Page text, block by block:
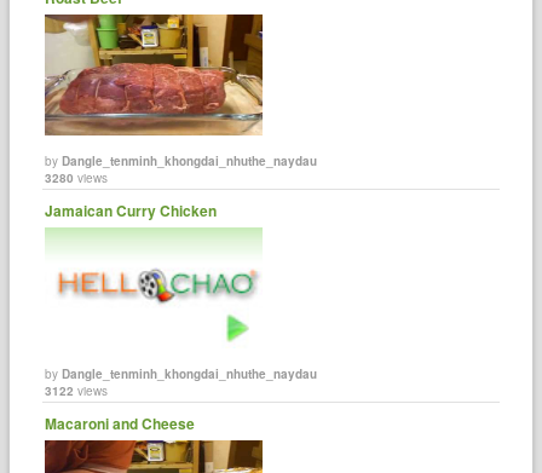
byDangle_tenminh_khongdai_nhuthe_naydau
3280 views
Jamaican Curry Chicken
byDangle_tenminh_khongdai_nhuthe_naydau
3122 views
Macaroni and Cheese